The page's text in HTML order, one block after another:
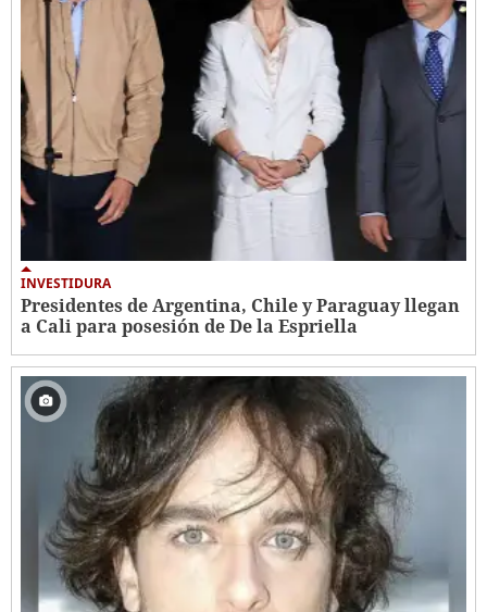
INVESTIDURA
Presidentes de Argentina, Chile y Paraguay llegan
a Cali para posesión de De la Espriella